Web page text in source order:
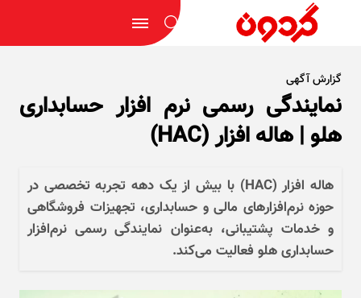
گزارش آگهی
نمایندگی رسمی نرم‌ افزار حسابداری
هلو | هاله‌ افزار (HAC)
هاله ‌افزار (HAC) با بیش از یک دهه تجربه تخصصی در
حوزه نرم‌افزارهای مالی و حسابداری، تجهیزات فروشگاهی
و خدمات پشتیبانی، به‌عنوان نمایندگی رسمی نرم‌افزار
حسابداری هلو فعالیت می‌کند.